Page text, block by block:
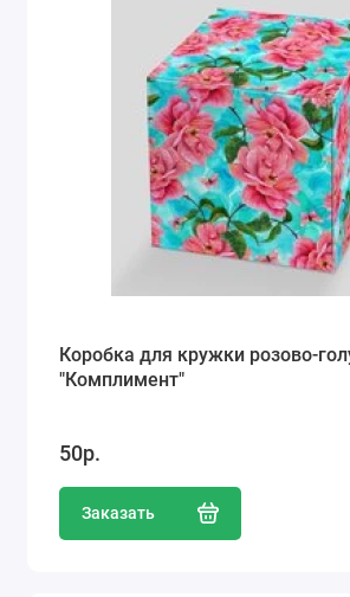
Коробка для кружки розово-
"Комплимент"
50р.
Заказать